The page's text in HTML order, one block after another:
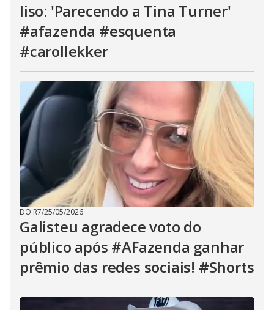
liso: 'Parecendo a Tina Turner'
#afazenda #esquenta
#carollekker
DO R7/25/05/2026
Galisteu agradece voto do
público após #AFazenda ganhar
prêmio das redes sociais! #Shorts